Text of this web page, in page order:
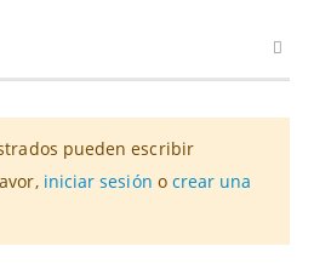
pueden escribir
iniciar sesión o crear una